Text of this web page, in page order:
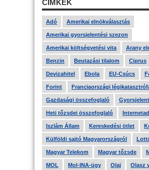
CÍMKÉK
Adó Amerikai elnökválasztás
Amerikai gyorsjelentési szezon
Amerikai költségvetési vita Arany
Benzin Beutazási tilalom Ciprus
Devizahitel Ebola EU-Csúcs
Forint Franciaországi
Gazdasági összefoglaló
Heti tőzsdei összefoglaló
Iszlám Állam Kereskedési ötlet
Külföldi sajtó Magyarországról
Magyar Telekom Magyar tőzsde
MOL Mol-INA-ügy Olaj Olasz